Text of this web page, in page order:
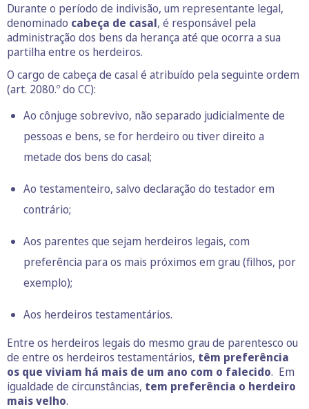
Durante o período de indivisão, um representante legal,
denominado cabeça de casal, é responsável pela
administração dos bens da herança até que ocorra a sua
partilha entre os herdeiros.
O cargo de cabeça de casal é atribuído pela seguinte ordem
(art. 2080.º do CC):
Ao cônjuge sobrevivo, não separado judicialmente de
pessoas e bens, se for herdeiro ou tiver direito a
metade dos bens do casal;
Ao testamenteiro, salvo declaração do testador em
contrário;
Aos parentes que sejam herdeiros legais, com
preferência para os mais próximos em grau (filhos, por
exemplo);
Aos herdeiros testamentários.
Entre os herdeiros legais do mesmo grau de parentesco ou
de entre os herdeiros testamentários, têm preferência
os que viviam há mais de um ano com o falecido. Em
igualdade de circunstâncias, tem preferência o herdeiro
mais velho.